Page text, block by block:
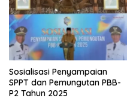
Sosialisasi Penyampaian
SPPT dan Pemungutan PBB-
P2 Tahun 2025